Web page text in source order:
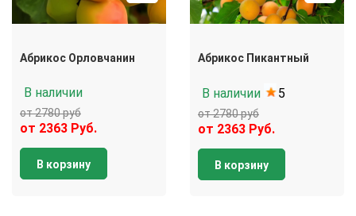
Абрикос Орловчанин
В наличии
от 2780 руб
от 2363 Руб.
В корзину
Абрикос Пикантный
В наличии 5
от 2780 руб
от 2363 Руб.
В корзину